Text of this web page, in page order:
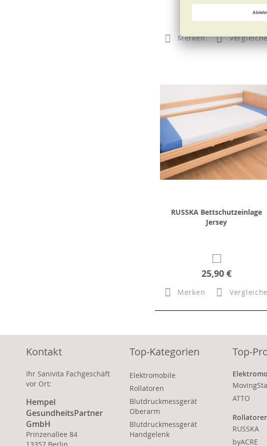
ab3,50 €
Merken
RUSSKA Bettschutzeinlage
Jersey
25,90 €
Merken
Kontakt
Ihr Sanivita Fachgeschäft
vor Ort:
Hempel
GesundheitsPartner
GmbH
Prinzenallee 84
Top-Kategorien
Elektromobile
Rollatoren
Blutdruckmessgerät
Oberarm
Blutdruckmessgerät
Handgelenk
Top-
ATTO
RUSSKA
byACRE